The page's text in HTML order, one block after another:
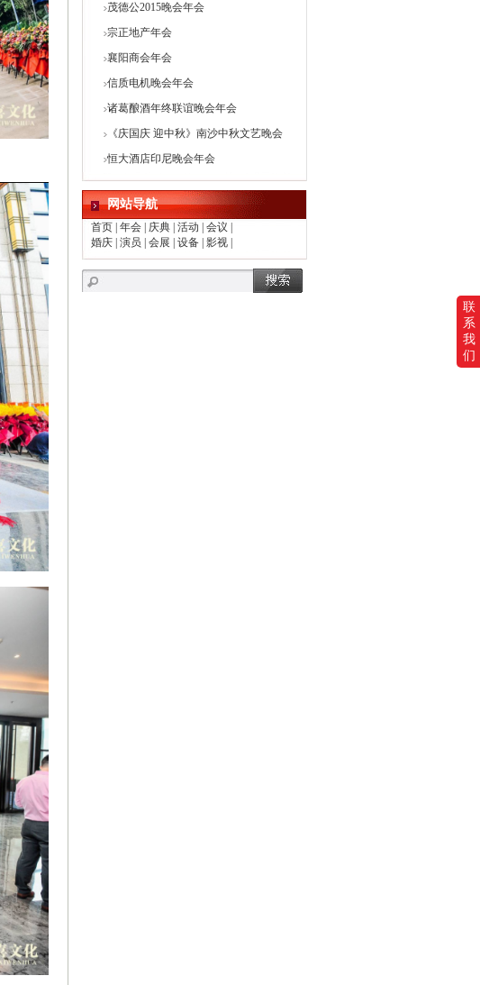
茂德公2015晚会年会
宗正地产年会
襄阳商会年会
信质电机晚会年会
诸葛酿酒年终联谊晚会年会
《庆国庆 迎中秋》南沙中秋文艺晚会
恒大酒店印尼晚会年会
网站导航
首页 年会 庆典 活动 会议
婚庆 演员 会展 设备 影视